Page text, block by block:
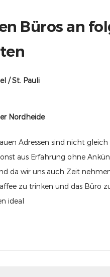
Büros an
/ St. Pauli
Nordheide
Adressen sind nicht
aus Erfahrung ohne
da wir uns auch Zeit
zu trinken und das Büro
ideal